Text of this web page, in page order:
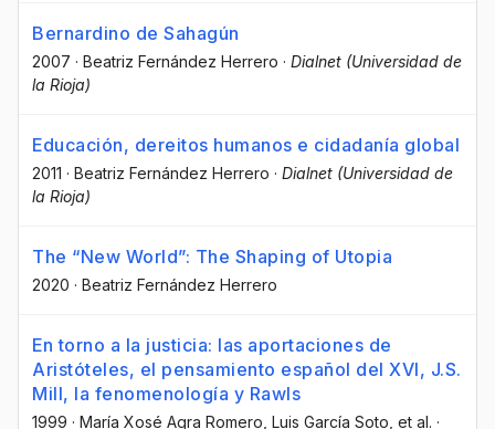
Bernardino de Sahagún
2007 · Beatriz Fernández Herrero · Dialnet (Universidad de
la Rioja)
Educación, dereitos humanos e cidadanía global
2011 · Beatriz Fernández Herrero · Dialnet (Universidad de
la Rioja)
The “New World”: The Shaping of Utopia
2020 · Beatriz Fernández Herrero
En torno a la justicia: las aportaciones de
Aristóteles, el pensamiento español del XVI, J.S.
Mill, la fenomenología y Rawls
1999 · María Xosé Agra Romero , Luis García Soto , et al. ·